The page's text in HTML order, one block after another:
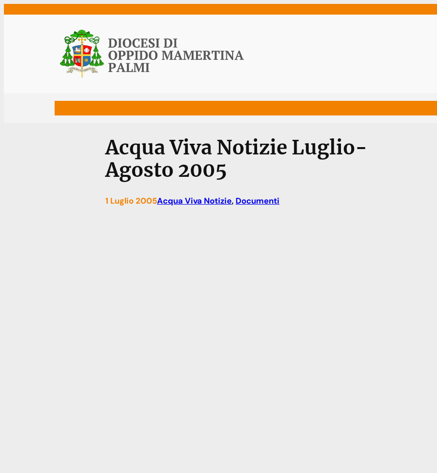
Acqua Viva Notizie Luglio-
Agosto 2005
1 Luglio 2005Acqua Viva Notizie, Documenti